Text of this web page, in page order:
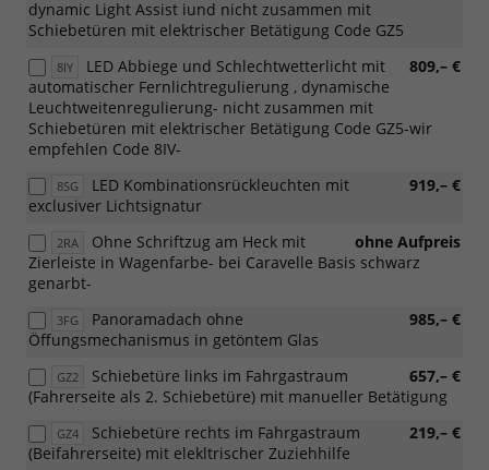
dynamic Light Assist iund nicht zusammen mit
Schiebetüren mit elektrischer Betätigung Code GZ5
8IY 809,– €
LED Abbiege und Schlechtwetterlicht mit
automatischer Fernlichtregulierung , dynamische
Leuchtweitenregulierung- nicht zusammen mit
Schiebetüren mit elektrischer Betätigung Code GZ5-wir
empfehlen Code 8IV-
8SG 919,– €
LED Kombinationsrückleuchten mit
exclusiver Lichtsignatur
2RA ohne Aufpreis
Ohne Schriftzug am Heck mit
Zierleiste in Wagenfarbe- bei Caravelle Basis schwarz
genarbt-
3FG 985,– €
Panoramadach ohne
Öffungsmechanismus in getöntem Glas
GZ2 657,– €
Schiebetüre links im Fahrgastraum
(Fahrerseite als 2. Schiebetüre) mit manueller Betätigung
GZ4 219,– €
Schiebetüre rechts im Fahrgastraum
(Beifahrerseite) mit elekltrischer Zuziehhilfe